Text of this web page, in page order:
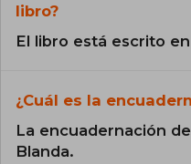
libro?
El libro está escrito
¿Cuál es la
La encuadernación
Blanda.